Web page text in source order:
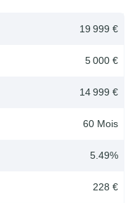
19 999 €
5 000 €
14 999 €
60 Mois
5.49%
228 €